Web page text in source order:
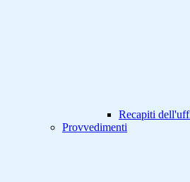
Recapiti
Provvedimenti